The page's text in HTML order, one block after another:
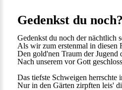
Gedenkst du noch?
Gedenkst du noch der nächtlich
Als wir zum erstenmal in diesen
Den gold'nen Traum der Jugend
Nach unserem vor Gott
Das tiefste Schweigen herrschte
Nur in den Gärten zirpften leis'